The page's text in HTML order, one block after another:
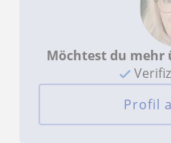
Möchtest du mehr
Profil